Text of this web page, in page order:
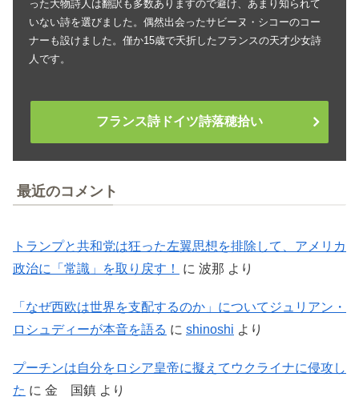
った大物詩人は翻訳も多数ありますので避け、あまり知られて
いない詩を選びました。偶然出会ったサビーヌ・シコーのコー
ナーも設けました。僅か15歳で夭折したフランスの天才少女詩
人です。
フランス詩ドイツ詩落穂拾い
最近のコメント
トランプと共和党は狂った左翼思想を排除して、アメリカ
政治に「常識」を取り戻す！
に 波那 より
「なぜ西欧は世界を支配するのか」についてジュリアン・
ロシュディーが本音を語る に shinoshi より
プーチンは自分をロシア皇帝に擬えてウクライナに侵攻し
た に 金 国鎮 より